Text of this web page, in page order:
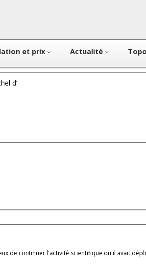
et prix Actualité
d’
de continuer l'activité scientifique qu'il avait